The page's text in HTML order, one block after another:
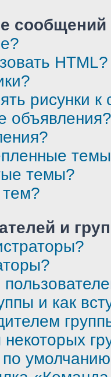
HTML?
рисунки
объявления?
темы?
тем?
и
и как
по